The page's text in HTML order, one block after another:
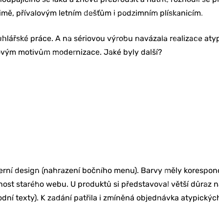
přívalovým letním dešťům i podzimním plískanicím.
práce. A na sériovou výrobu navázala realizace
motivům modernizace. Jaké byly další?
design (nahrazení bočního menu). Barvy měly
starého webu. U produktů si představoval větší důraz
texty). K zadání patřila i zmíněná objednávka